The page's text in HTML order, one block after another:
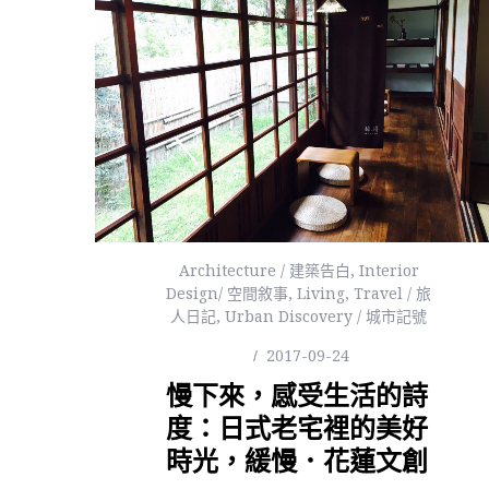
Architecture / 建築告白, Interior
Design/ 空間敘事, Living, Travel / 旅
人日記, Urban Discovery / 城市記號
2017-09-24
慢下來，感受生活的詩
度：日式老宅裡的美好
時光，緩慢．花蓮文創